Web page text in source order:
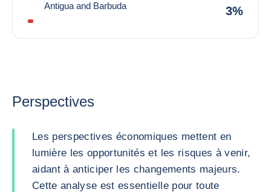
Antigua and Barbuda 3%
Perspectives
Les perspectives économiques mettent en
lumière les opportunités et les risques à venir,
aidant à anticiper les changements majeurs.
Cette analyse est essentielle pour toute